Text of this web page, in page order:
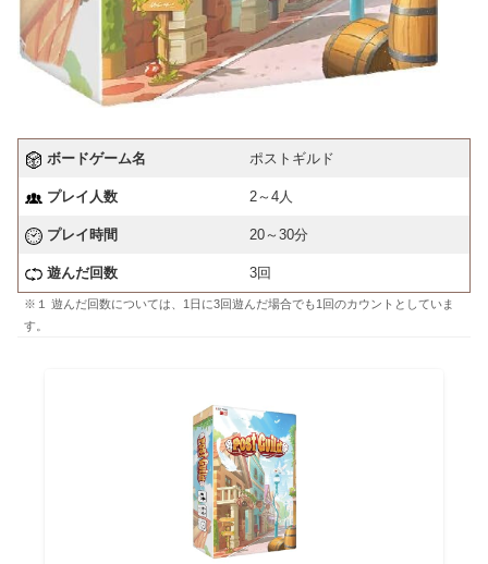
ボードゲーム名 ポストギルド
プレイ人数 2～4人
プレイ時間 20～30分
遊んだ回数 3回
※１ 遊んだ回数については、1日に3回遊んだ場合でも1回のカウントとしていま
す。